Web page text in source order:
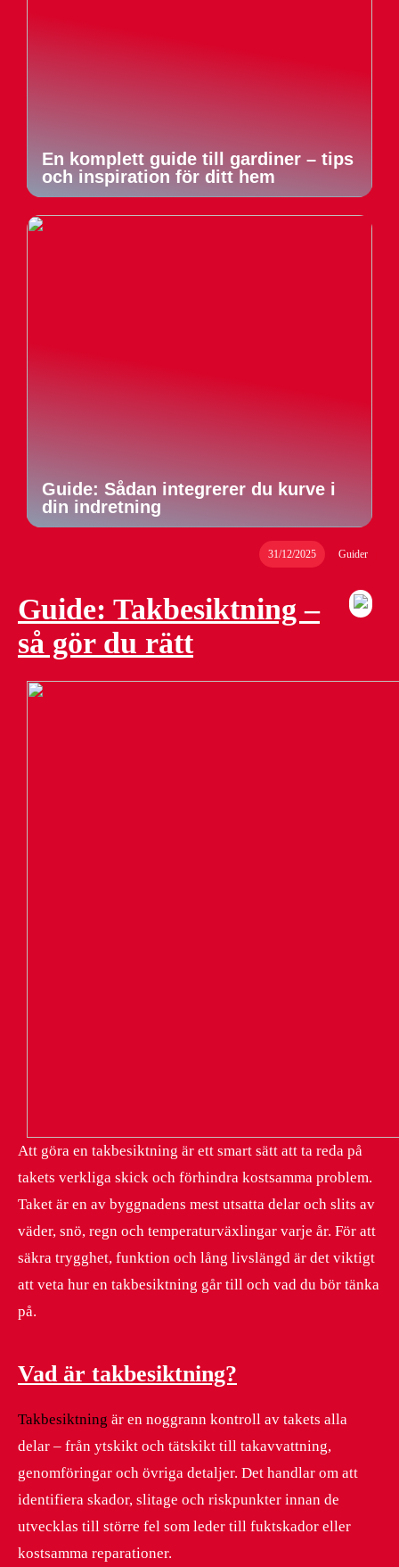
En komplett guide till gardiner – tips
och inspiration för ditt hem
Guide: Sådan integrerer du kurve i
din indretning
31/12/2025 Guider
Guide: Takbesiktning –
så gör du rätt
Att göra en takbesiktning är ett smart sätt att ta reda på
takets verkliga skick och förhindra kostsamma problem.
Taket är en av byggnadens mest utsatta delar och slits av
väder, snö, regn och temperaturväxlingar varje år. För att
säkra trygghet, funktion och lång livslängd är det viktigt
att veta hur en takbesiktning går till och vad du bör tänka
på.
Vad är takbesiktning?
Takbesiktning är en noggrann kontroll av takets alla
delar – från ytskikt och tätskikt till takavvattning,
genomföringar och övriga detaljer. Det handlar om att
identifiera skador, slitage och riskpunkter innan de
utvecklas till större fel som leder till fuktskador eller
kostsamma reparationer.